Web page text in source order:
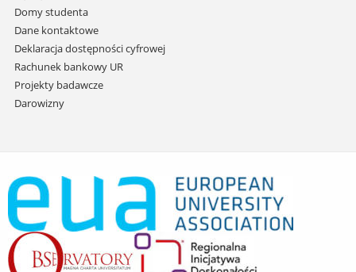
Domy studenta
Dane kontaktowe
Deklaracja dostępności cyfrowej
Rachunek bankowy UR
Projekty badawcze
Darowizny